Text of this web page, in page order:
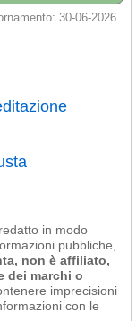
30-06-2026
redatto in modo
pubbliche,
non è affiliato,
dei marchi o
imprecisioni
con le